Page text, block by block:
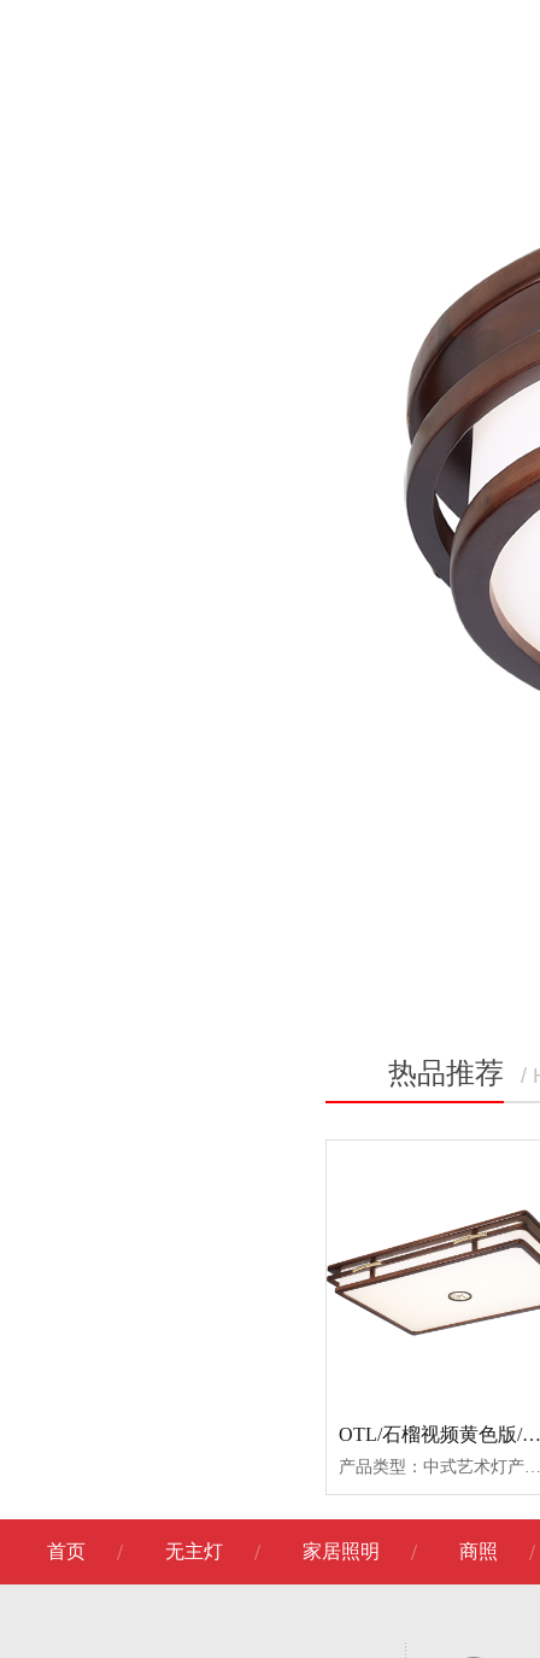
热品推荐 /
OTL/石榴视频黄色版/卧室灯/OTL-D1295系列
产品类型：中式艺术灯产品名称：OTL-D1295中方OTL-D1295小圆OTL-D1295大OTL-D1295加大产品尺寸：560*560φ5601000*7001200*800产品功率：72W双色64W双色160W双色192W双色产品材质：金丝檀木产品颜色：胡桃木色
首页 无主灯 家居照明 商照